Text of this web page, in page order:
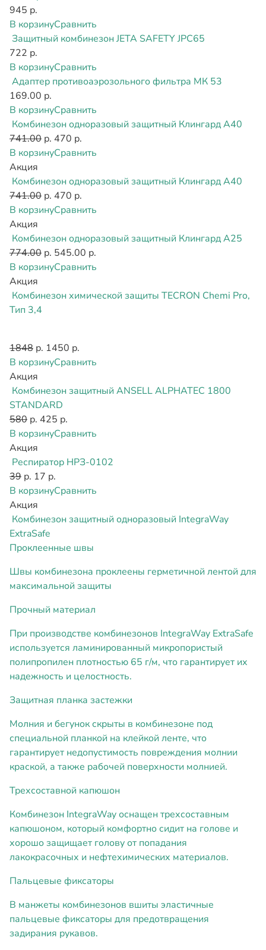
945 р.
В корзинуСравнить
Защитный комбинезон JETA SAFETY JPC65
722 р.
В корзинуСравнить
Адаптер противоаэрозольного фильтра МК 53
169.00 р.
В корзинуСравнить
Комбинезон одноразовый защитный Клингард А40
741.00 р. 470 р.
В корзинуСравнить
Акция
Комбинезон одноразовый защитный Клингард А40
741.00 р. 470 р.
В корзинуСравнить
Акция
Комбинезон одноразовый защитный Клингард А25
774.00 р. 545.00 р.
В корзинуСравнить
Акция
Комбинезон химической защиты TECRON Chemi Pro,
Тип 3,4
1848 р. 1450 р.
В корзинуСравнить
Акция
Комбинезон защитный ANSELL ALPHATEC 1800
STANDARD
580 р. 425 р.
В корзинуСравнить
Акция
Респиратор НРЗ-0102
39 р. 17 р.
В корзинуСравнить
Акция
Комбинезон защитный одноразовый IntegraWay
ExtraSafe
Проклеенные швы
Швы комбинезона проклеены герметичной лентой для
максимальной защиты
Прочный материал
При производстве комбинезонов IntegraWay ExtraSafe
используется ламинированный микропористый
полипропилен плотностью 65 г/м, что гарантирует их
надежность и целостность.
Защитная планка застежки
Молния и бегунок скрыты в комбинезоне под
специальной планкой на клейкой ленте, что
гарантирует недопустимость повреждения молнии
краской, а также рабочей поверхности молнией.
Трехсоставной капюшон
Комбинезон IntegraWay оснащен трехсоставным
капюшоном, который комфортно сидит на голове и
хорошо защищает голову от попадания
лакокрасочных и нефтехимических материалов.
Пальцевые фиксаторы
В манжеты комбинезонов вшиты эластичные
пальцевые фиксаторы для предотвращения
задирания рукавов.